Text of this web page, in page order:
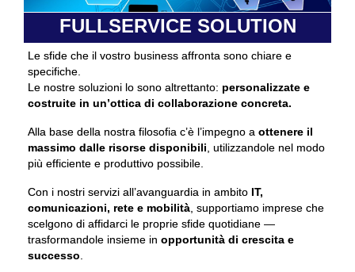
PRIVACY
CONTATTI
FULLSERVICE SOLUTION
Le sfide che il vostro business affronta sono chiare e
specifiche.
Le nostre soluzioni lo sono altrettanto: personalizzate e
costruite in un’ottica di collaborazione concreta.
Alla base della nostra filosofia c’è l’impegno a ottenere il
massimo dalle risorse disponibili , utilizzandole nel modo
più efficiente e produttivo possibile.
Con i nostri servizi all’avanguardia in ambito IT,
comunicazioni, rete e mobilità , supportiamo imprese che
scelgono di affidarci le proprie sfide quotidiane —
trasformandole insieme in opportunità di crescita e
successo